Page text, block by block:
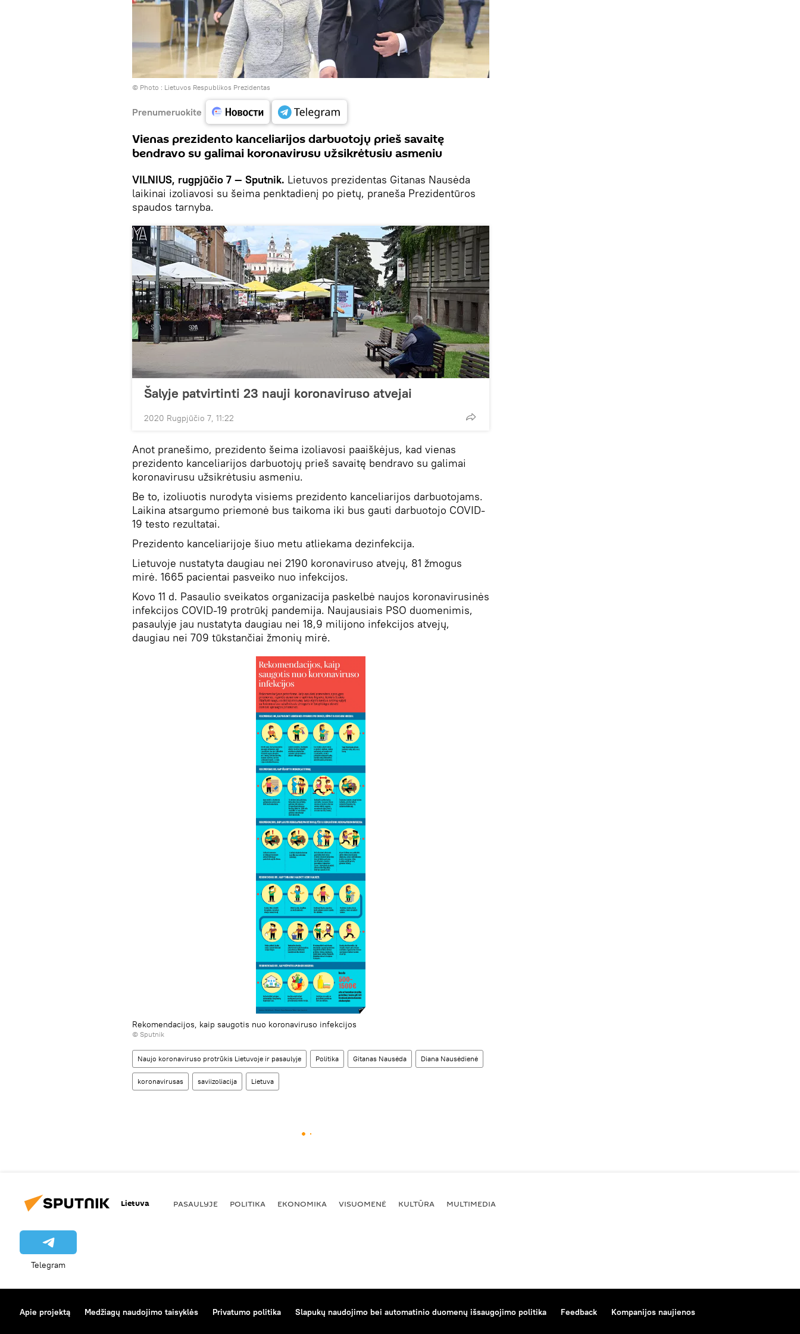
© Photo : Lietuvos Respublikos Prezidentas
Prenumeruokite
Vienas prezidento kanceliarijos darbuotojų prieš savaitę
bendravo su galimai koronavirusu užsikrėtusiu asmeniu
VILNIUS, rugpjūčio 7 — Sputnik. Lietuvos prezidentas Gitanas Nausėda
laikinai izoliavosi su šeima penktadienį po pietų, praneša Prezidentūros
spaudos tarnyba.
Šalyje patvirtinti 23 nauji koronaviruso atvejai
2020 Rugpjūčio 7, 11:22
Anot pranešimo, prezidento šeima izoliavosi paaiškėjus, kad vienas
prezidento kanceliarijos darbuotojų prieš savaitę bendravo su galimai
koronavirusu užsikrėtusiu asmeniu.
Be to, izoliuotis nurodyta visiems prezidento kanceliarijos darbuotojams.
Laikina atsargumo priemonė bus taikoma iki bus gauti darbuotojo COVID-
19 testo rezultatai.
Prezidento kanceliarijoje šiuo metu atliekama dezinfekcija.
Lietuvoje nustatyta daugiau nei 2190 koronaviruso atvejų, 81 žmogus
mirė. 1665 pacientai pasveiko nuo infekcijos.
Kovo 11 d. Pasaulio sveikatos organizacija paskelbė naujos koronavirusinės
infekcijos COVID-19 protrūkį pandemija. Naujausiais PSO duomenimis,
pasaulyje jau nustatyta daugiau nei 18,9 milijono infekcijos atvejų,
daugiau nei 709 tūkstančiai žmonių mirė.
Rekomendacijos, kaip saugotis nuo koronaviruso infekcijos
© Sputnik
Naujo koronaviruso protrūkis Lietuvoje ir pasaulyje Politika Gitanas Nausėda Diana Nausėdienė
koronavirusas saviizoliacija Lietuva
Lietuva PASAULYJE POLITIKA EKONOMIKA VISUOMENĖ KULTŪRA MULTIMEDIA
Telegram
Apie projektą Medžiagų naudojimo taisyklės Privatumo politika Slapukų naudojimo bei automatinio duomenų išsaugojimo politika Feedback Kompanijos naujienos